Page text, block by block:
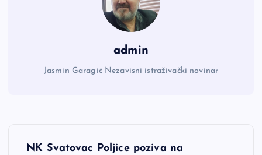
admin
Jasmin Garagić Nezavisni istraživački novinar
NNK Svatovac Poljice poziva na